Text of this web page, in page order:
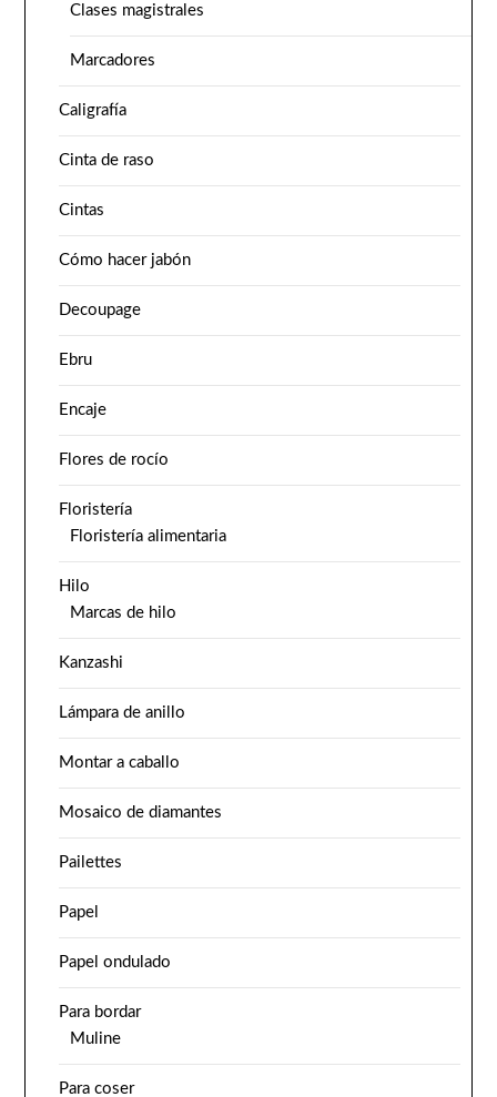
Clases magistrales
Marcadores
Caligrafía
Cinta de raso
Cintas
Cómo hacer jabón
Decoupage
Ebru
Encaje
Flores de rocío
Floristería
Floristería alimentaria
Hilo
Marcas de hilo
Kanzashi
Lámpara de anillo
Montar a caballo
Mosaico de diamantes
Pailettes
Papel
Papel ondulado
Para bordar
Muline
Para coser